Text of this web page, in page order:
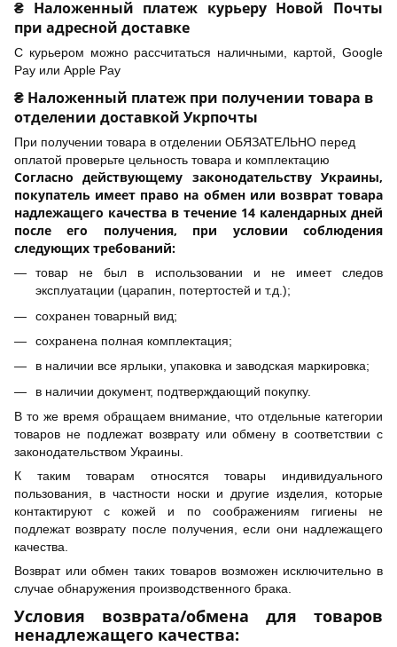
₴ Наложенный платеж курьеру Новой Почты
при адресной доставке
С курьером можно рассчитаться наличными, картой, Google
Pay или Apple Pay
₴ Наложенный платеж при получении товара в
отделении доставкой Укрпочты
При получении товара в отделении ОБЯЗАТЕЛЬНО перед
оплатой проверьте цельность товара и комплектацию
Согласно действующему законодательству Украины,
покупатель имеет право на обмен или возврат товара
надлежащего качества в течение 14 календарных дней
после его получения, при условии соблюдения
следующих требований:
товар не был в использовании и не имеет следов
эксплуатации (царапин, потертостей и т.д.);
сохранен товарный вид;
сохранена полная комплектация;
в наличии все ярлыки, упаковка и заводская маркировка;
в наличии документ, подтверждающий покупку.
В то же время обращаем внимание, что отдельные категории
товаров не подлежат возврату или обмену в соответствии с
законодательством Украины.
К таким товарам относятся товары индивидуального
пользования, в частности носки и другие изделия, которые
контактируют с кожей и по соображениям гигиены не
подлежат возврату после получения, если они надлежащего
качества.
Возврат или обмен таких товаров возможен исключительно в
случае обнаружения производственного брака.
Условия возврата/обмена для товаров
ненадлежащего качества: